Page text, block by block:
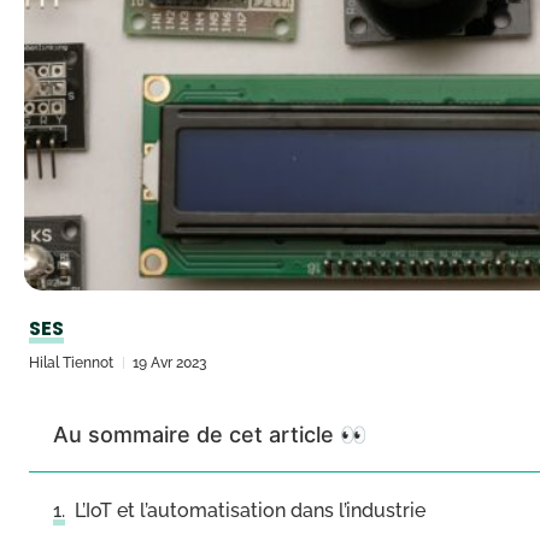
SES
Hilal Tiennot 19 Avr 2023
Au sommaire de cet article 👀
L’IoT et l’automatisation dans l’industrie